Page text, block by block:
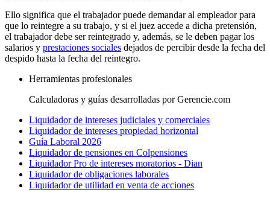
Ello significa que el trabajador puede demandar al empleador para
que lo reintegre a su trabajo, y si el juez accede a dicha pretensión,
el trabajador debe ser reintegrado y, además, se le deben pagar los
salarios y prestaciones sociales dejados de percibir desde la fecha del
despido hasta la fecha del reintegro.
Herramientas profesionales
Calculadoras y guías desarrolladas por Gerencie.com
Liquidador de intereses judiciales y comerciales
Liquidador de intereses propiedad horizontal
Guía Laboral 2026
Liquidador de pensiones en Colpensiones
Liquidador Pro de intereses moratorios - Dian
Liquidador de obligaciones laborales
Liquidador de utilidad en venta de acciones